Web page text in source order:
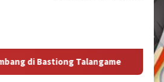
Kapolda Malut Tegaskan